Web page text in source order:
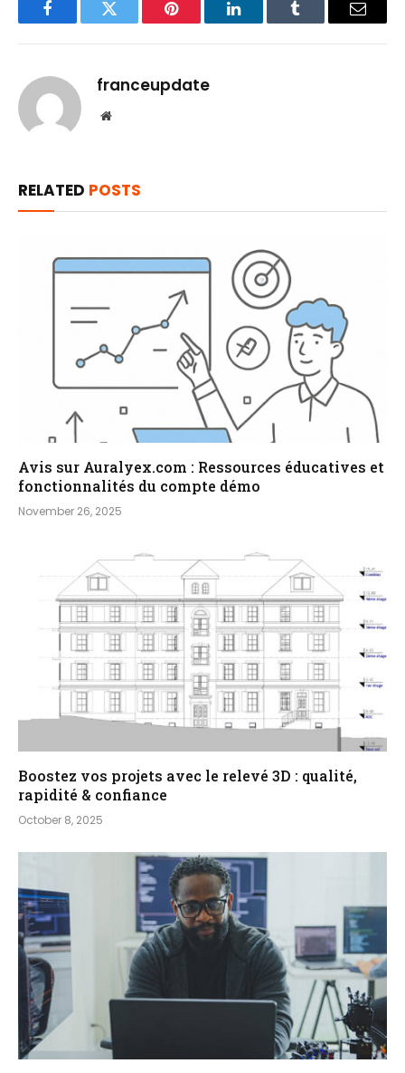
FacebookTwitter Pinterest LinkedInTumblr Email
franceupdate
Website
RELATED POSTS
Avis sur Auralyex.com : Ressources éducatives et
fonctionnalités du compte démo
November 26, 2025
Boostez vos projets avec le relevé 3D : qualité,
rapidité & confiance
October 8, 2025